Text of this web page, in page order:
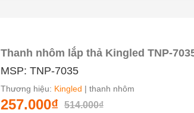
Thanh nhôm lắp thả Kingled TNP-
MSP: TNP-7035
Thương hiệu: Kingled | thanh nhôm
257.000₫ 514.000₫